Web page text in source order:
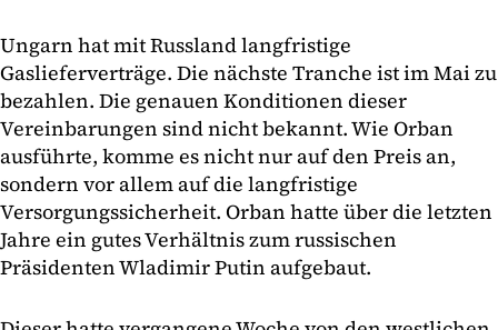
Ungarn hat mit Russland langfristige
Gaslieferverträge. Die nächste Tranche ist im Mai zu
bezahlen. Die genauen Konditionen dieser
Vereinbarungen sind nicht bekannt. Wie Orban
ausführte, komme es nicht nur auf den Preis an,
sondern vor allem auf die langfristige
Versorgungssicherheit. Orban hatte über die letzten
Jahre ein gutes Verhältnis zum russischen
Präsidenten Wladimir Putin aufgebaut.